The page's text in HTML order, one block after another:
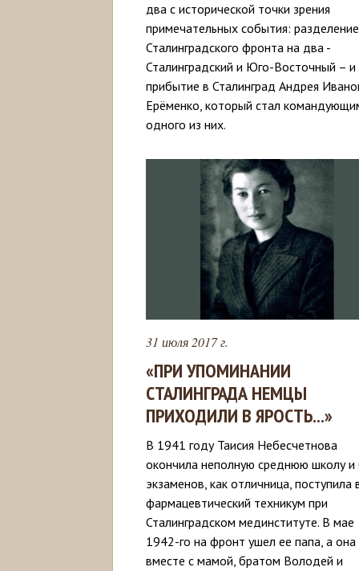
два с исторической точки зрения
примечательных события: разделение
Сталинградского фронта на два -
Сталинградский и Юго-Восточный – и
прибытие в Сталинград Андрея
Ерёменко, который стал
одного из них.
31 июля 2017 г.
«ПРИ УПОМИНАНИИ
СТАЛИНГРАДА НЕМЦЫ
ПРИХОДИЛИ В ЯРОСТЬ...»
В 1941 году Таисия Небесчетнова
окончила неполную среднюю школу и
экзаменов, как отличница, поступила
фармацевтический техникум при
Сталинградском мединституте. В мае
1942-го на фронт ушел ее папа, а она
вместе с мамой, братом Володей и